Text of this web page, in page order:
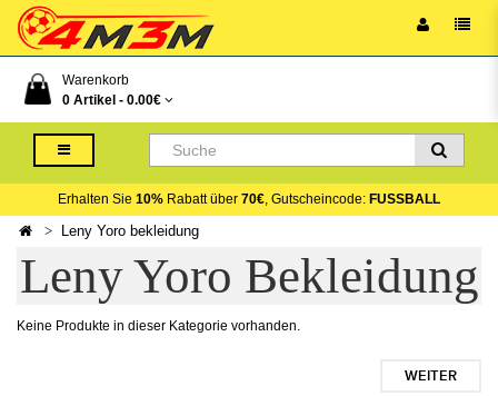
Warenkorb
0 Artikel - 0.00€
Erhalten Sie 10% Rabatt über 70€, Gutscheincode: FUSSBALL
Leny Yoro bekleidung
Leny Yoro Bekleidung
Keine Produkte in dieser Kategorie vorhanden.
WEITER